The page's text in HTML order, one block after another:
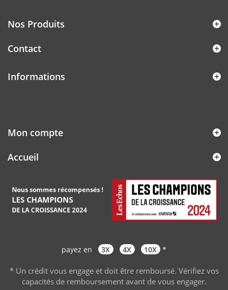
Nos Produits
Contact
Informations
Mon compte
Accueil
payez en 3X 4X 10X *
* Un crédit vous engage et doit être remboursé. Vérifiez vos
capacités de remboursement avant de vous engager.